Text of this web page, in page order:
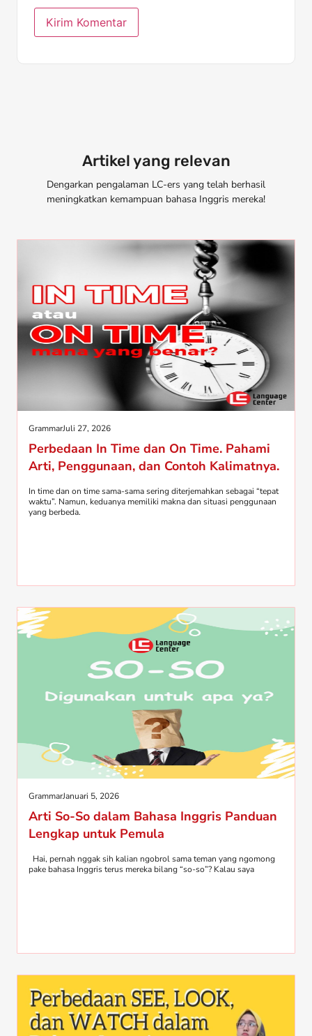
Artikel yang relevan
Dengarkan pengalaman LC-ers yang telah berhasil
meningkatkan kemampuan bahasa Inggris mereka!
GrammarJuli 27, 2026
Perbedaan In Time dan On Time. Pahami
Arti, Penggunaan, dan Contoh Kalimatnya.
In time dan on time sama-sama sering diterjemahkan sebagai “tepat
waktu”. Namun, keduanya memiliki makna dan situasi penggunaan
yang berbeda.
GrammarJanuari 5, 2026
Arti So-So dalam Bahasa Inggris Panduan
Lengkap untuk Pemula
Hai, pernah nggak sih kalian ngobrol sama teman yang ngomong
pake bahasa Inggris terus mereka bilang “so-so”? Kalau saya